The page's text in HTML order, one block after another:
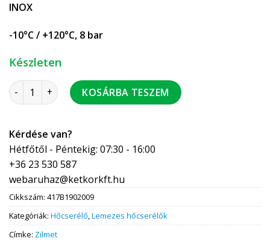
INOX
-10°C / +120°C, 8 bar
Készleten
ZILMET ZB190-20 forrasztott hőcserélő 3/4" INOX 41902009
KOSÁRBA TESZEM
Kérdése van?
Hétfőtől - Péntekig: 07:30 - 16:00
+36 23 530 587
webaruhaz@ketkorkft.hu
Cikkszám: 417B1902009
Kategóriák: Hőcserélő,Lemezes hőcserélők
Címke: Zilmet